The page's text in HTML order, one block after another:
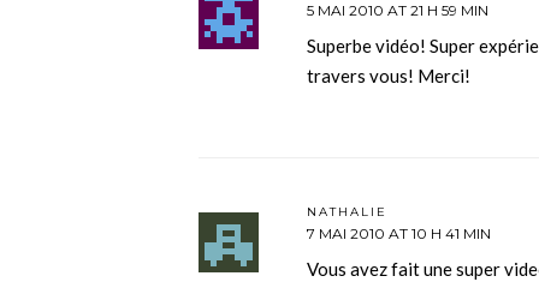
5 MAI 2010 AT 21 H 59 MIN
Superbe vidéo! Super
travers vous! Merci!
NATHALIE
7 MAI 2010 AT 10 H 41 MIN
Vous avez fait une super